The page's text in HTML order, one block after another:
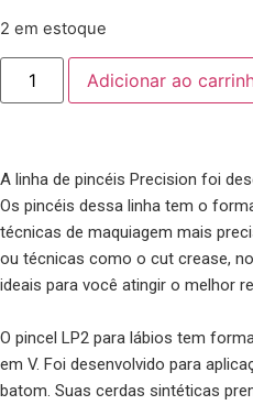
2 em estoque
Adicionar ao
A linha de pincéis Precision foi
Os pincéis dessa linha tem o
técnicas de maquiagem mais
ou técnicas como o cut crease,
ideais para você atingir o melhor
O pincel LP2 para lábios tem
em V. Foi desenvolvido para
batom. Suas cerdas sintéticas